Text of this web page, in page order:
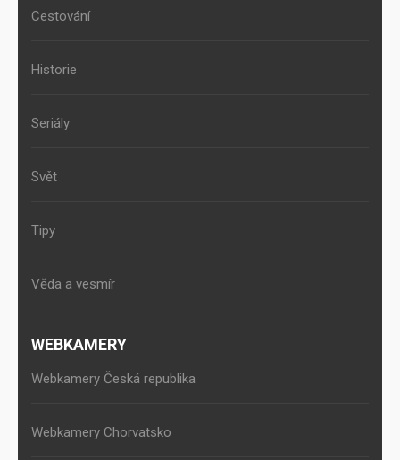
Cestování
Historie
Seriály
Svět
Tipy
Věda a vesmír
WEBKAMERY
Webkamery Česká republika
Webkamery Chorvatsko